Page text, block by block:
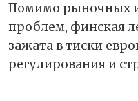
Помимо рыночных
проблем, финская
зажата в тиски
регулирования и